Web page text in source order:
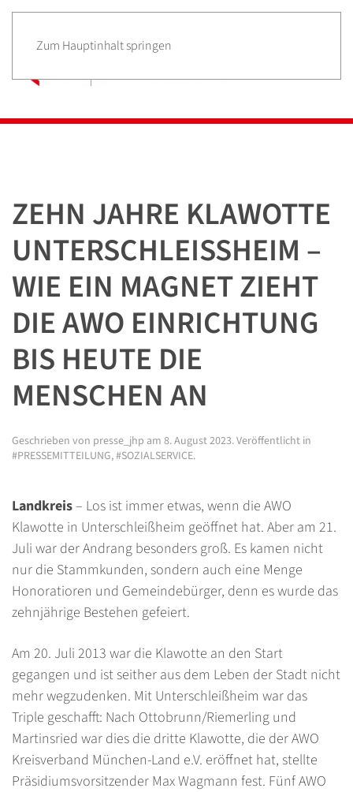
Zum Hauptinhalt springen
ZEHN JAHRE KLAWOTTE
UNTERSCHLEISSHEIM – W
IE EIN MAGNET ZIEHT D
IE AWO EINRICHTUNG B
IS HEUTE DIE M
ENSCHEN AN
Geschrieben von presse_jhp am 8. August 2023. Veröffentlicht in
#PRESSEMITTEILUNG,#SOZIALSERVICE.
Landkreis– Los ist immer etwas, wenn die AWO
Klawotte in Unterschleißheim geöffnet hat. Aber am 21.
Juli war der Andrang besonders groß. Es kamen nicht
nur die Stammkunden, sondern auch eine Menge
Honoratioren und Gemeindebürger, denn es wurde das
zehnjährige Bestehen gefeiert.
Am 20. Juli 2013 war die Klawotte an den Start
gegangen und ist seither aus dem Leben der Stadt nicht
mehr wegzudenken. Mit Unterschleißheim war das
Triple geschafft: Nach Ottobrunn/Riemerling und
Martinsried war dies die dritte Klawotte, die der AWO
Kreisverband München-Land e.V. eröffnet hat, stellte
Präsidiumsvorsitzender Max Wagmann fest. Fünf AWO